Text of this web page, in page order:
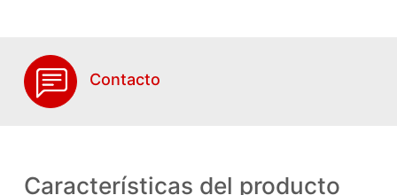
Contacto
Características del producto